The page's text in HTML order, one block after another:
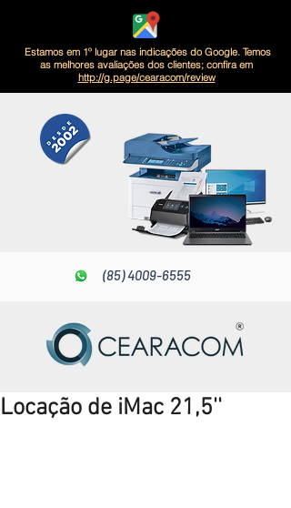
Estamos em 1º lugar nas indicações do Google. Temos
as melhores avaliações dos clientes; confira em
http://g.page/cearacom/review
(85) 4009-6555
Locação de iMac 21,5''